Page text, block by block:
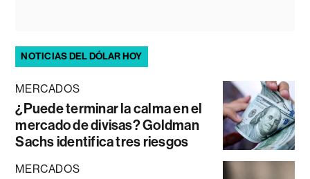
NOTICIAS DEL DÓLAR HOY
MERCADOS
¿Puede terminar la calma en el
mercado de divisas? Goldman
Sachs identifica tres riesgos
MERCADOS